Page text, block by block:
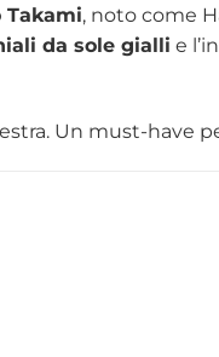
Takami, noto come
da sole gialli e
Un must-have